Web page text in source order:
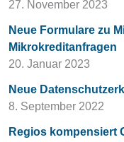
27. November 2023
Neue Formulare zu
Mikrokreditanfragen
20. Januar 2023
Neue
8. September 2022
Regios kompensiert